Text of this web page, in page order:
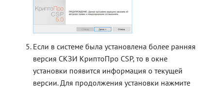
Если в системе была установлена более ранняя
версия СКЗИ КриптоПро CSP, то в окне
установки появится информация о текущей
версии. Для продолжения установки нажмите